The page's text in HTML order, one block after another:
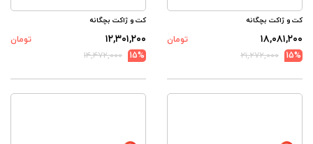
کت و ژاکت بچگانه
۱۸,۰۸۱,۲۰۰
تومان
15%
۲۱,۲۷۲,۰۰۰
کت و ژاکت بچگانه
۱۲,۳۰۱,۲۰۰
تومان
15%
۱۴,۴۷۲,۰۰۰